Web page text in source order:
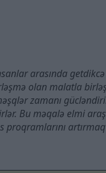
arasında
olan malatla
zamanı
Bu məqalə elmi
proqramlarını